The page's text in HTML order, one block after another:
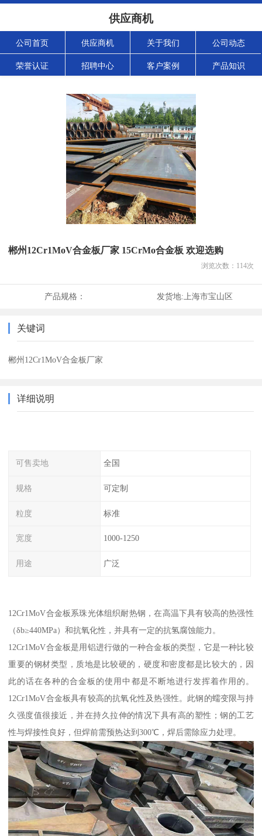
供应商机
公司首页 供应商机 关于我们 公司动态
荣誉认证 招聘中心 客户案例 产品知识
郴州12Cr1MoV合金板厂家 15CrMo合金板 欢迎选购
浏览次数： 114次
产品规格： 发货地: 上海市宝山区
关键词
郴州12Cr1MoV合金板厂家
详细说明
可售卖地 全国
规格 可定制
粒度 标准
宽度 1000-1250
用途 广泛
12Cr1MoV合金板系珠光体组织耐热钢，在高温下具有较高的热强性
（δb≥440MPa）和抗氧化性，并具有一定的抗氢腐蚀能力。
12Cr1MoV合金板是用铝进行做的一种合金板的类型，它是一种比较
重要的钢材类型，质地是比较硬的，硬度和密度都是比较大的，因
此的话在各种的合金板的使用中都是不断地进行发挥着作用的。
12Cr1MoV合金板具有较高的抗氧化性及热强性。此钢的蠕变限与持
久强度值很接近，并在持久拉伸的情况下具有高的塑性；钢的工艺
性与焊接性良好，但焊前需预热达到300℃，焊后需除应力处理。